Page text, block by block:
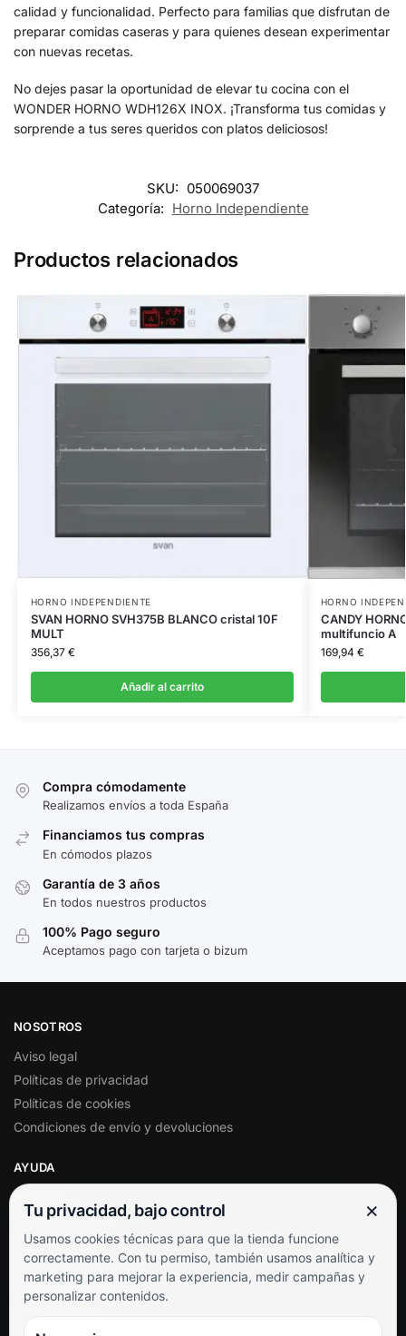
calidad y funcionalidad. Perfecto para familias que disfrutan de
preparar comidas caseras y para quienes desean experimentar
con nuevas recetas.
No dejes pasar la oportunidad de elevar tu cocina con el
WONDER HORNO WDH126X INOX. ¡Transforma tus comidas y
sorprende a tus seres queridos con platos deliciosos!
SKU: 050069037
Categoría: Horno Independiente
Productos relacionados
HORNO INDEPENDIENTE
SVAN HORNO SVH375B BLANCO cristal 10F
MULT
356,37 €
Añadir al carrito
HORNO
CANDY
multifuncio A
169,94 €
Compra cómodamente
Realizamos envíos a toda España
Financiamos tus compras
En cómodos plazos
Garantía de 3 años
En todos nuestros productos
100% Pago seguro
Aceptamos pago con tarjeta o bizum
NOSOTROS
Aviso legal
Políticas de privacidad
Políticas de cookies
Condiciones de envío y devoluciones
AYUDA
Soporte al cliente
Contacto
Términos y condiciones
Preguntas frecuentes
SÍGUENOS
Tu privacidad, bajo control ×
Usamos cookies técnicas para que la tienda funcione
correctamente. Con tu permiso, también usamos analítica y
marketing para mejorar la experiencia, medir campañas y
personalizar contenidos.